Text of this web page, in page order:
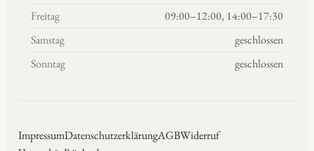
Freitag
09:00–12:00, 14:00–17:30
Samstag
geschlossen
Sonntag
geschlossen
ImpressumDatenschutzerklärungAGBWiderruf